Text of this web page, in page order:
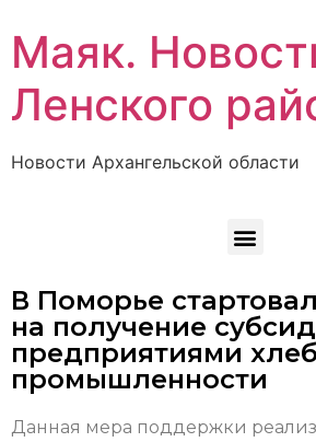
Маяк.
Ленского
Новости Архангельской области
В Поморье
на получение
предприятиями
промышленности
Данная мера поддержки